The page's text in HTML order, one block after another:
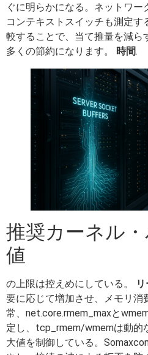
ぐに明らかになる。ネットワー
コンテキストスイッチも測定す
較することで、当て推量を減ら
多くの節約になります。 時間.
推奨カーネル
値
の上限は控えめにしている。
要に応じて増加させ、メモリ消
常、net.core.rmem_maxと
定し、tcp_rmem/wmemは動的
大値を制御している。